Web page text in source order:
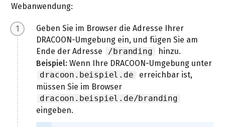
Webanwendung:
Geben Sie im Browser die Adresse Ihrer
DRACOON-Umgebung ein, und fügen Sie am
Ende der Adresse
/branding
hinzu.
Beispiel: Wenn Ihre DRACOON-Umgebung unter
dracoon.beispiel.de
erreichbar ist,
müssen Sie im Browser
dracoon.beispiel.de/branding
eingeben.